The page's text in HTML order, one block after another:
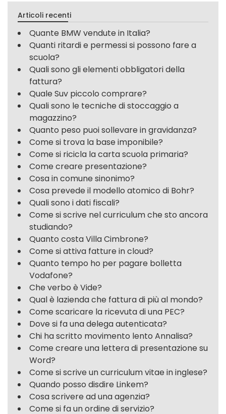
Articoli recenti
Quante BMW vendute in Italia?
Quanti ritardi e permessi si possono fare a
scuola?
Quali sono gli elementi obbligatori della
fattura?
Quale Suv piccolo comprare?
Quali sono le tecniche di stoccaggio a
magazzino?
Quanto peso puoi sollevare in gravidanza?
Come si trova la base imponibile?
Come si ricicla la carta scuola primaria?
Come creare presentazione?
Cosa in comune sinonimo?
Cosa prevede il modello atomico di Bohr?
Quali sono i dati fiscali?
Come si scrive nel curriculum che sto ancora
studiando?
Quanto costa Villa Cimbrone?
Come si attiva fatture in cloud?
Quanto tempo ho per pagare bolletta
Vodafone?
Che verbo è Vide?
Qual è lazienda che fattura di più al mondo?
Come scaricare la ricevuta di una PEC?
Dove si fa una delega autenticata?
Chi ha scritto movimento lento Annalisa?
Come creare una lettera di presentazione su
Word?
Come si scrive un curriculum vitae in inglese?
Quando posso disdire Linkem?
Cosa scrivere ad una agenzia?
Come si fa un ordine di servizio?